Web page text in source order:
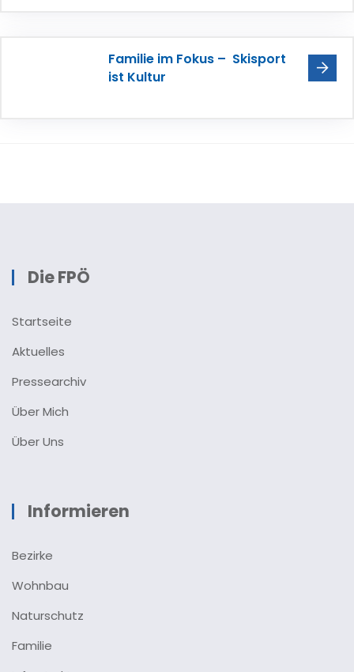
Familie im Fokus – Skisport
ist Kultur
Die FPÖ
Startseite
Aktuelles
Pressearchiv
Über Mich
Über Uns
Informieren
Bezirke
Wohnbau
Naturschutz
Familie